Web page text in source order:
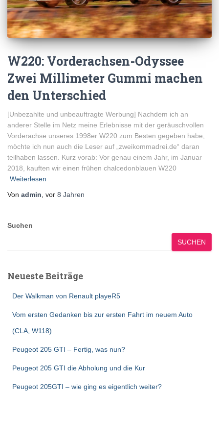
W220: Vorderachsen-Odyssee
Zwei Millimeter Gummi machen
den Unterschied
[Unbezahlte und unbeauftragte Werbung] Nachdem ich an
anderer Stelle im Netz meine Erlebnisse mit der geräuschvollen
Vorderachse unseres 1998er W220 zum Besten gegeben habe,
möchte ich nun auch die Leser auf „zweikommadrei.de“ daran
teilhaben lassen. Kurz vorab: Vor genau einem Jahr, im Januar
2018, kauften wir einen frühen chalcedonblauen W220
Weiterlesen
Von admin , vor 8 Jahren
Suchen
SUCHEN
Neueste Beiträge
Der Walkman von Renault playeR5
Vom ersten Gedanken bis zur ersten Fahrt im neuem Auto
(CLA, W118)
Peugeot 205 GTI – Fertig, was nun?
Peugeot 205 GTI die Abholung und die Kur
Peugeot 205GTI – wie ging es eigentlich weiter?